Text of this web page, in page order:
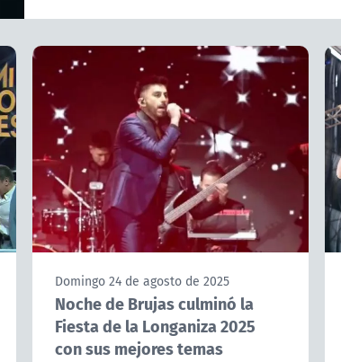
Domingo 24 de agosto de 2025
Noche de Brujas culminó la
Fiesta de la Longaniza 2025
con sus mejores temas